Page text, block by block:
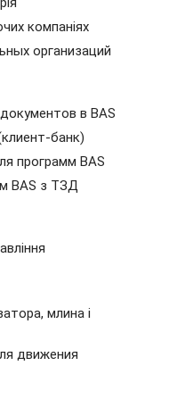
компаніях
организаций
в BAS
банк)
программ BAS
BAS з ТЗД
млина і
движения